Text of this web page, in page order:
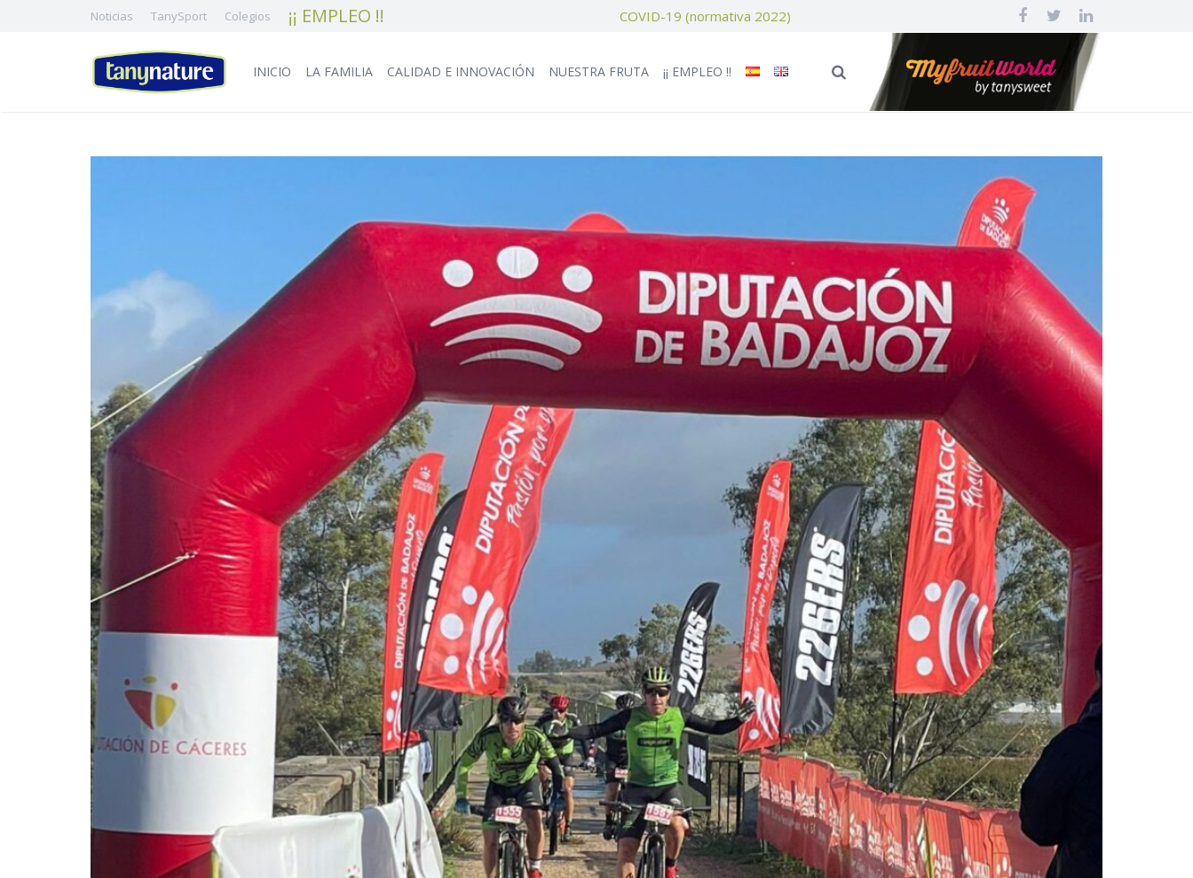
Noticias TanySport Colegios ¡¡ EMPLEO !! COVID-19 (normativa 2022)
INICIO LA FAMILIA CALIDAD E INNOVACIÓN NUESTRA FRUTA ¡¡ EMPLEO !!